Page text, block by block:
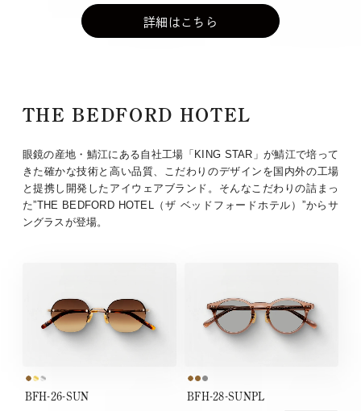
詳細はこちら
THE BEDFORD HOTEL
眼鏡の産地・鯖江にある自社工場「KING STAR」が鯖江で培って
きた確かな技術と高い品質、こだわりのデザインを国内外の工場
と提携し開発したアイウェアブランド。そんなこだわりの詰まっ
た”THE BEDFORD HOTEL（ザ ベッドフォードホテル）”からサ
ングラスが登場。
BFH-26-SUN BFH-28-SUNPL